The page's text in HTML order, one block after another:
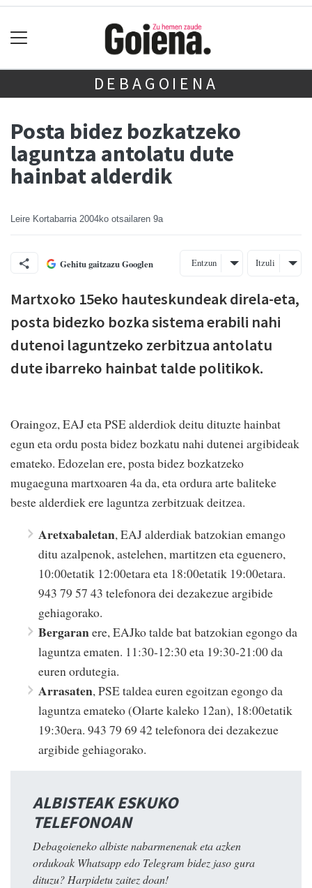
DEBAGOIENA
Posta bidez bozkatzeko
laguntza antolatu dute
hainbat alderdik
Leire Kortabarria 2004ko otsailaren 9a
Gehitu gaitzazu Googlen Entzun Itzuli
Martxoko 15eko hauteskundeak direla-eta,
posta bidezko bozka sistema erabili nahi
dutenoi laguntzeko zerbitzua antolatu
dute ibarreko hainbat talde politikok.
Oraingoz, EAJ eta PSE alderdiok deitu dituzte hainbat
egun eta ordu posta bidez bozkatu nahi dutenei argibideak
emateko. Edozelan ere, posta bidez bozkatzeko
mugaeguna martxoaren 4a da, eta ordura arte baliteke
beste alderdiek ere laguntza zerbitzuak deitzea.
Aretxabaletan, EAJ alderdiak batzokian emango
ditu azalpenok, astelehen, martitzen eta eguenero,
10:00etatik 12:00etara eta 18:00etatik 19:00etara.
943 79 57 43 telefonora dei dezakezue argibide
gehiagorako.
Bergaranere, EAJko talde bat batzokian egongo da
laguntza ematen. 11:30-12:30 eta 19:30-21:00 da
euren ordutegia.
Arrasaten, PSE taldea euren egoitzan egongo da
laguntza emateko (Olarte kaleko 12an), 18:00etatik
19:30era. 943 79 69 42 telefonora dei dezakezue
argibide gehiagorako.
ALBISTEAK ESKUKO
TELEFONOAN
Debagoieneko albiste nabarmenenak eta azken
ordukoak Whatsapp edo Telegram bidez jaso gura
dituzu? Harpidetu zaitez doan!